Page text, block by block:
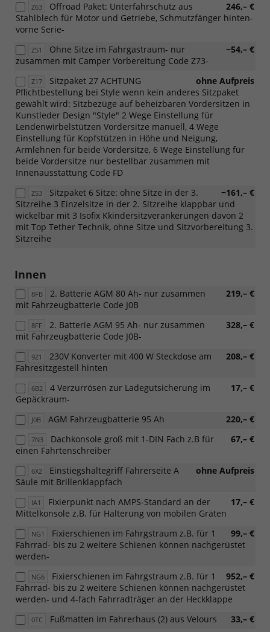
Z63 246,– €
Offroad Paket: Unterfahrschutz aus
Stahlblech für Motor und Getriebe, Schmutzfänger hinten-
vorne Serie-
Z51 −54,– €
Ohne Sitze im Fahrgastraum- nur
zusammen mit Camper Vorbereitung Code Z73-
Z17 ohne Aufpreis
Sitzpaket 27 ACHTUNG
Pflichtbestellung bei Style wenn kein anderes Sitzpaket
gewählt wird: Sitzbezüge auf beheizbaren Vordersitzen in
Kunstleder Design "Style" 2 Wege Einstellung für
Lendenwirbelstützen Vordersitze manuell, 4 Wege
Einstellung für Kopfstützen in Höhe und Neigung,
Armlehnen für beide Vordersitze, 6 Wege Einstellung für
beide Vordersitze nur bestellbar zusammen mit
Innenausstattung Code FD
Z53 −161,– €
Sitzpaket 6 Sitze: ohne Sitze in der 3.
Sitzreihe 3 Einzelsitze in der 2. Sitzreihe klappbar und
wickelbar mit 3 Isofix Kkindersitzverankerungen davon 2
mit Top Tether Technik, ohne Sitze und Sitzvorbereitung 3.
Sitzreihe
Innen
8FB 219,– €
2. Batterie AGM 80 Ah- nur zusammen
mit Fahrzeugbatterie Code J0B
8FF 328,– €
2. Batterie AGM 95 Ah- nur zusammen
mit Fahrzeugbatterie Code J0B-
9Z1 208,– €
230V Konverter mit 400 W Steckdose am
Fahresitzgestell hinten
6B2 17,– €
4 Verzurrösen zur Ladegutsicherung im
Gepäckraum-
J0B 220,– €
AGM Fahrzeugbatterie 95 Ah
7N3 67,– €
Dachkonsole groß mit 1-DIN Fach z.B für
einen Fahrtenschreiber
6X2 ohne Aufpreis
Einstiegshaltegriff Fahrerseite A
Säule mit Brillenklappfach
IA1 17,– €
Fixierpunkt nach AMPS-Standard an der
Mittelkonsole z.B. für Halterung von mobilen Gräten
NG1 99,– €
Fixierschienen im Fahrgstraum z.B. für 1
Fahrrad- bis zu 2 weitere Schienen können nachgerüstet
werden-
NG6 952,– €
Fixierschienen im Fahrgstraum z.B. für 1
Fahrrad- bis zu 2 weitere Schienen können nachgerüstet
werden- und 4-fach Fahrradträger an der Heckklappe
0TC 33,– €
Fußmatten im Fahrerhaus (2) aus Velours